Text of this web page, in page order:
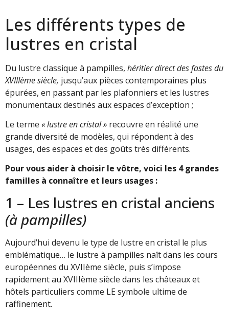
Les différents types de
lustres en cristal
Du lustre classique à pampilles, héritier direct des fastes du
XVIIIème siècle, jusqu’aux pièces contemporaines plus
épurées, en passant par les plafonniers et les lustres
monumentaux destinés aux espaces d’exception ;
Le terme « lustre en cristal » recouvre en réalité une
grande diversité de modèles, qui répondent à des
usages, des espaces et des goûts très différents.
Pour vous aider à choisir le vôtre, voici les 4 grandes
familles à connaître et leurs usages :
1 – Les lustres en cristal anciens
(à pampilles)
Aujourd’hui devenu le type de lustre en cristal le plus
emblématique… le lustre à pampilles naît dans les cours
européennes du XVIIème siècle, puis s’impose
rapidement au XVIIIème siècle dans les châteaux et
hôtels particuliers comme LE symbole ultime de
raffinement.